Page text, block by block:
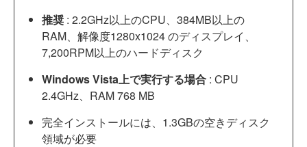
推奨 : 2.2GHz以上のCPU、384MB以上の
RAM、解像度1280x1024 のディスプレイ、
7,200RPM以上のハードディスク
Windows Vista上で実行する場合 : CPU
2.4GHz、RAM 768 MB
完全インストールには、1.3GBの空きディスク
領域が必要